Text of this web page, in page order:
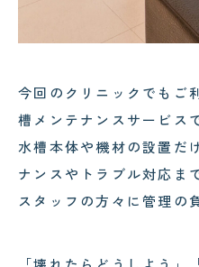
今回のクリニックでもご
槽メンテナンスサービス
水槽本体や機材の設置だ
ナンスやトラブル対応ま
スタッフの方々に管理の